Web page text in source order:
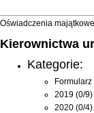
Oświadczenia
Kierownictwa
Kategorie:
2019 (0/9)
2020 (0/4)